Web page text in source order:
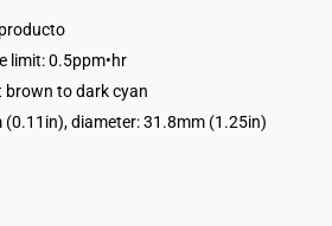
limit: 0.5ppm•hr
brown to dark cyan
(0.11in), diameter: 31.8mm (1.25in)